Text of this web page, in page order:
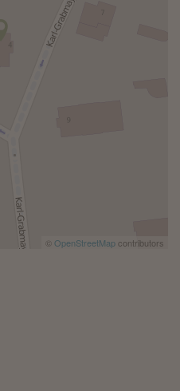
© OpenStreetMapcontributors